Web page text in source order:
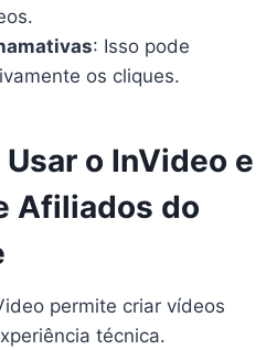
: Isso pode
os cliques.
o InVideo e
Afiliados do
permite criar vídeos
técnica.